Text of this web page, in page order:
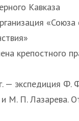
Кавказа
«Союза
крепостного
— экспедиция Ф.
и М. П. Лазарева.